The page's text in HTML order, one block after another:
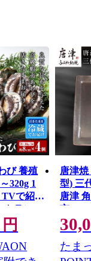
び 養殖
320g 1
TVで紹介
ラン
活アワ
刺身
り 人気
円
唐津
型) 三
唐津
市
たま